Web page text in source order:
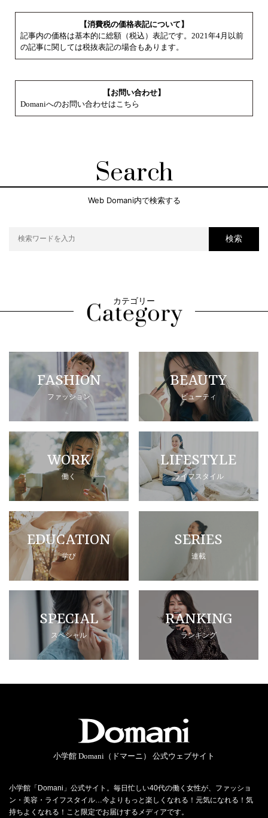
【消費税の価格表記について】
記事内の価格は基本的に総額（税込）表記です。2021年4月以前
の記事に関しては税抜表記の場合もあります。
【お問い合わせ】
Domaniへのお問い合わせはこちら
Search
Web Domani内で検索する
検索
カテゴリー
FASHION
ファッション
BEAUTY
ビューティ
WORK
働く
LIFESTYLE
ライフスタイル
EDUCATION
学び
SERIES
連載
SPECIAL
スペシャル
RANKING
ランキング
小学館 Domani（ドマーニ） 公式ウェブサイト
小学館「Domani」公式サイト。毎日忙しい40代の働く女性が、ファッショ
ン・美容・ライフスタイル…今よりもっと楽しくなれる！元気になれる！気
持ちよくなれる！こと限定でお届けするメディアです。